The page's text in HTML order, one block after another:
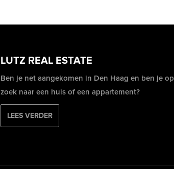
LUTZ REAL ESTATE
Ben je net aangekomen in Den Haag en ben je op
zoek naar een huis of een appartement?
LEES VERDER